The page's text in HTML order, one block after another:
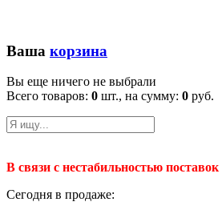
Ваша корзина
Вы еще ничего не выбрали
Всего товаров: 0 шт., на сумму: 0 руб.
В связи с нестабильностью
Сегодня в продаже: